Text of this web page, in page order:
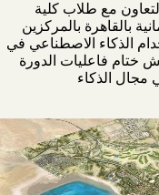
مع طلاب كلية
بالقاهرة بالمركزين
الذكاء الاصطناعي في
ختام فاعليات الدورة
مجال الذكاء